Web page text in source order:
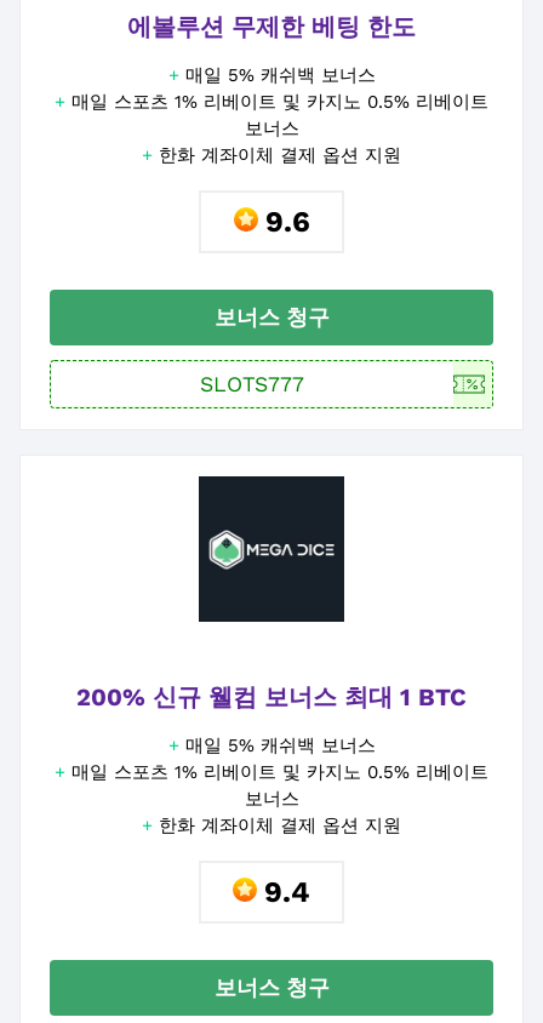
에볼루션 무제한 베팅 한도
+ 매일 5% 캐쉬백 보너스
+ 매일 스포츠 1% 리베이트 및 카지노 0.5% 리베이트
보너스
+ 한화 계좌이체 결제 옵션 지원
9.6
보너스 청구
200% 신규 웰컴 보너스 최대 1 BTC
+ 매일 5% 캐쉬백 보너스
+ 매일 스포츠 1% 리베이트 및 카지노 0.5% 리베이트
보너스
+ 한화 계좌이체 결제 옵션 지원
9.4
보너스 청구